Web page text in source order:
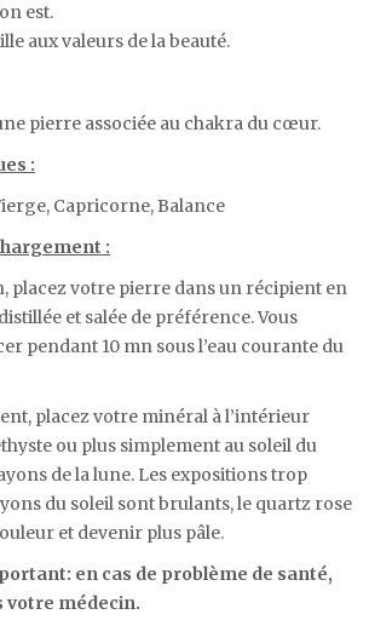
est.
aux valeurs de la beauté.
pierre associée au chakra du cœur.
:
Capricorne, Balance
:
placez votre pierre dans un récipient en
et salée de préférence. Vous
pendant 10 mn sous l’eau courante du
placez votre minéral à l’intérieur
ou plus simplement au soleil du
de la lune. Les expositions trop
du soleil sont brulants, le quartz rose
et devenir plus pâle.
en cas de problème de santé,
votre médecin.